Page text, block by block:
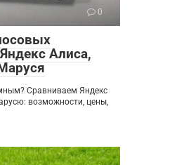
0
Алиса,
Сравниваем Яндекс
возможности, цены,